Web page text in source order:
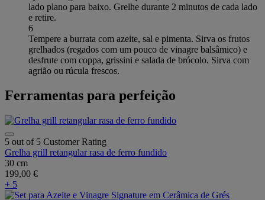
lado plano para baixo. Grelhe durante 2 minutos de cada lado
e retire.
6
Tempere a burrata com azeite, sal e pimenta. Sirva os frutos
grelhados (regados com um pouco de vinagre balsâmico) e
desfrute com coppa, grissini e salada de brócolo. Sirva com
agrião ou rúcula frescos.
Ferramentas para perfeição
5 out of 5 Customer Rating
Grelha grill retangular rasa de ferro fundido
30 cm
199,00 €
+ 5